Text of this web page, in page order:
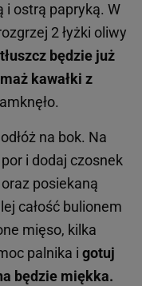
i ostrą papryką. W
2 łyżki oliwy
będzie już
kawałki z
na bok. Na
i dodaj czosnek
posiekaną
całość bulionem
mięso, kilka
palnika i gotuj
będzie miękka.